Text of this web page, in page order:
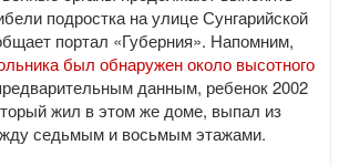
подростка на улице Сунгарийской
портал «Губерния». Напомним,
был обнаружен около высотного
данным, ребенок 2002
жил в этом же доме, выпал из
седьмым и восьмым этажами.